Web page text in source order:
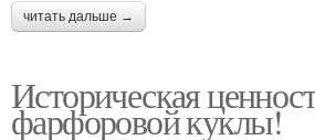
читать дальше →
Историческая
фарфоровой куклы!